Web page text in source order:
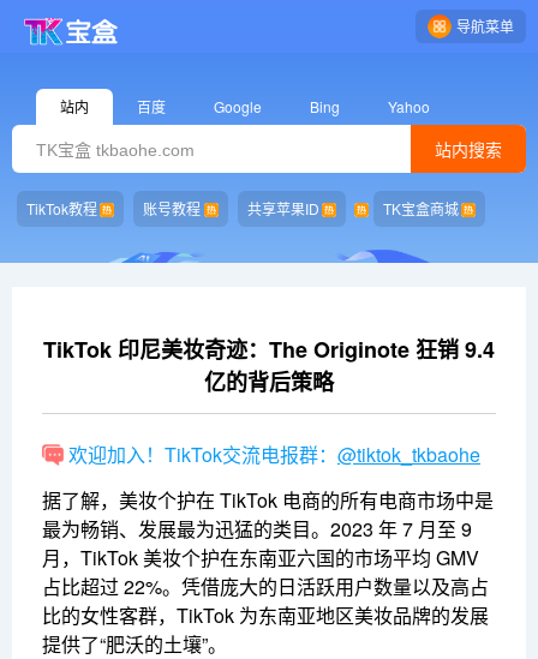
导航菜单
站内 百度 Google Bing Yahoo
站内搜索
TikTok教程 账号教程 共享苹果ID TK宝盒商城
TikTok 印尼美妆奇迹：The Originote 狂销 9.4
亿的背后策略
欢迎加入！TikTok交流电报群： @tiktok_tkbaohe
据了解，美妆个护在 TikTok 电商的所有电商市场中是
最为畅销、发展最为迅猛的类目。2023 年 7 月至 9
月，TikTok 美妆个护在东南亚六国的市场平均 GMV
占比超过 22%。凭借庞大的日活跃用户数量以及高占
比的女性客群，TikTok 为东南亚地区美妆品牌的发展
提供了“肥沃的土壤”。